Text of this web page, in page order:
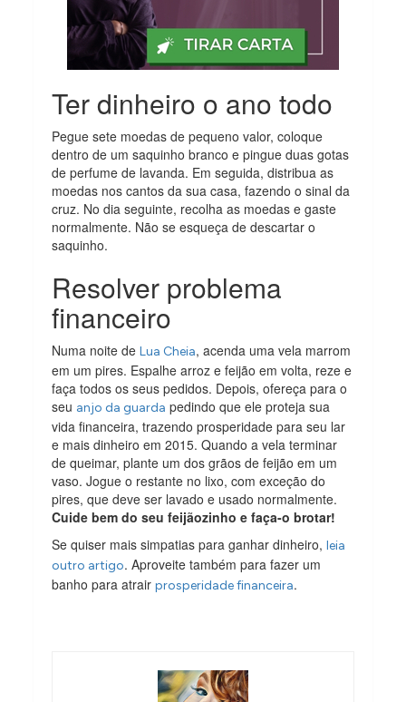
Ter dinheiro o ano todo
Pegue sete moedas de pequeno valor, coloque
dentro de um saquinho branco e pingue duas gotas
de perfume de lavanda. Em seguida, distribua as
moedas nos cantos da sua casa, fazendo o sinal da
cruz. No dia seguinte, recolha as moedas e gaste
normalmente. Não se esqueça de descartar o
saquinho.
Resolver problema
financeiro
Numa noite deLua Cheia, acenda uma vela marrom
em um pires. Espalhe arroz e feijão em volta, reze e
faça todos os seus pedidos. Depois, ofereça para o
seu anjo da guarda pedindo que ele proteja sua
vida financeira, trazendo prosperidade para seu lar
e mais dinheiro em 2015. Quando a vela terminar
de queimar, plante um dos grãos de feijão em um
vaso. Jogue o restante no lixo, com exceção do
pires, que deve ser lavado e usado normalmente.
Cuide bem do seu feijãozinho e faça-o brotar!
Se quiser mais simpatias para ganhar dinheiro,leia
outro artigo. Aproveite também para fazer um
banho para atrairprosperidade financeira.